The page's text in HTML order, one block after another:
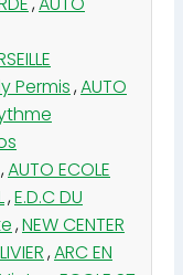
Permis,AUTO
,AUTO ECOLE
,E.D.C DU
,NEW CENTER
,ARC EN